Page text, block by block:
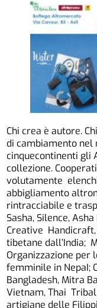
Chi crea è autore.
di cambiamento nel
cinquecontinenti gli
collezione.
volutamente
abbigliamento
rintracciabile e
Sasha, Silence,
Creative
tibetane dall’India;
Organizzazione per
femminile in NepaI;
Bangladesh, Mitra
Vietnam, Thai Tribal
artigiane delle